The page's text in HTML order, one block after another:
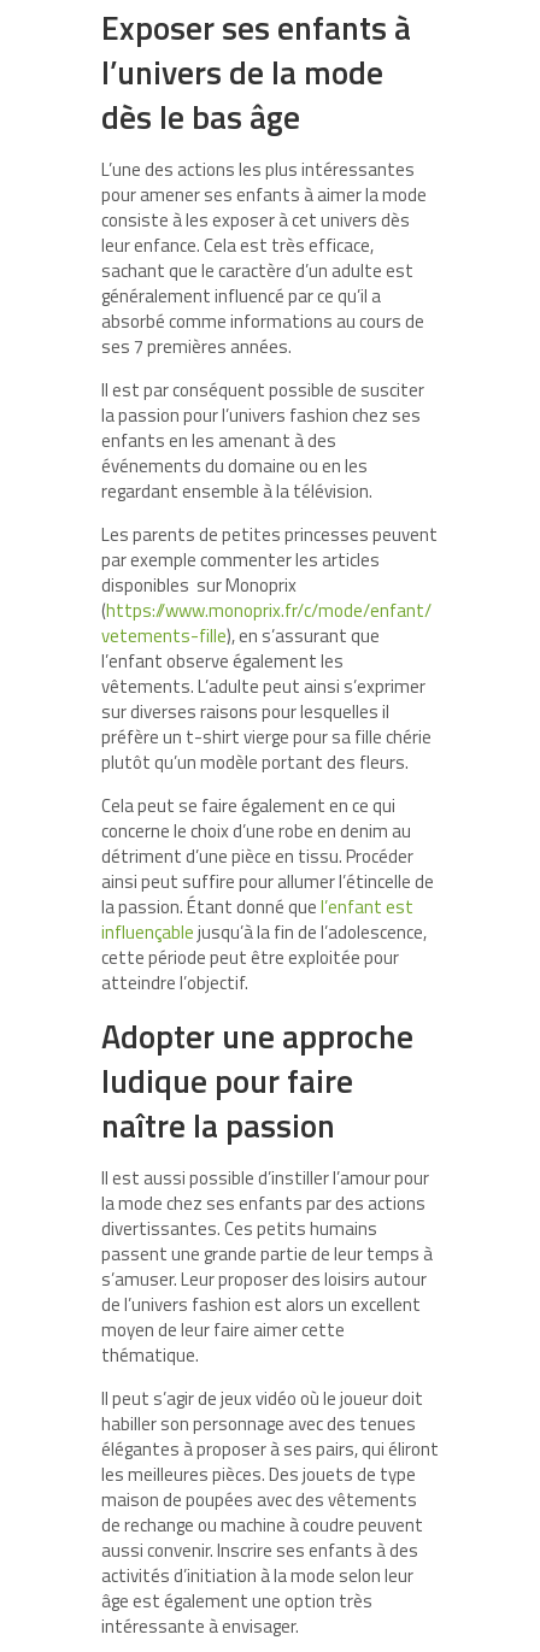
Exposer ses enfants à
l’univers de la mode
dès le bas âge
L’une des actions les plus intéressantes
pour amener ses enfants à aimer la mode
consiste à les exposer à cet univers dès
leur enfance. Cela est très efficace,
sachant que le caractère d’un adulte est
généralement influencé par ce qu’il a
absorbé comme informations au cours de
ses 7 premières années.
Il est par conséquent possible de susciter
la passion pour l’univers fashion chez ses
enfants en les amenant à des
événements du domaine ou en les
regardant ensemble à la télévision.
Les parents de petites princesses peuvent
par exemple commenter les articles
disponibles sur Monoprix
(https://www.monoprix.fr/c/mode/enfant/
vetements-fille), en s’assurant que
l’enfant observe également les
vêtements. L’adulte peut ainsi s’exprimer
sur diverses raisons pour lesquelles il
préfère un t-shirt vierge pour sa fille chérie
plutôt qu’un modèle portant des fleurs.
Cela peut se faire également en ce qui
concerne le choix d’une robe en denim au
détriment d’une pièce en tissu. Procéder
ainsi peut suffire pour allumer l’étincelle de
la passion. Étant donné quel’enfant est
influençablejusqu’à la fin de l’adolescence,
cette période peut être exploitée pour
atteindre l’objectif.
Adopter une approche
ludique pour faire
naître la passion
Il est aussi possible d’instiller l’amour pour
la mode chez ses enfants par des actions
divertissantes. Ces petits humains
passent une grande partie de leur temps à
s’amuser. Leur proposer des loisirs autour
de l’univers fashion est alors un excellent
moyen de leur faire aimer cette
thématique.
Il peut s’agir de jeux vidéo où le joueur doit
habiller son personnage avec des tenues
élégantes à proposer à ses pairs, qui éliront
les meilleures pièces. Des jouets de type
maison de poupées avec des vêtements
de rechange ou machine à coudre peuvent
aussi convenir. Inscrire ses enfants à des
activités d’initiation à la mode selon leur
âge est également une option très
intéressante à envisager.